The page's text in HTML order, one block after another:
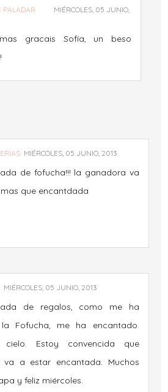
PALADAR
MIÉRCOLES, 05 JUNIO,
gracais Sofía, un beso
MIÉRCOLES, 05 JUNIO, 2013
de fofucha!!! la ganadora va
que encantdada
MIÉRCOLES, 05 JUNIO, 2013
de regalos, como me ha
Fofucha, me ha encantado.
Estoy convencida que
va a estar encantada. Muchos
y feliz miércoles.